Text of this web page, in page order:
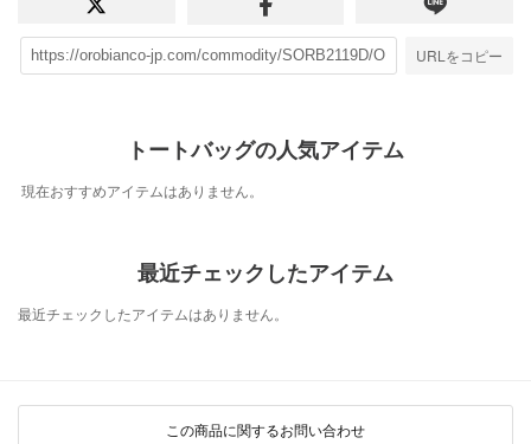
URLをコピー
トートバッグの人気アイテム
現在おすすめアイテムはありません。
最近チェックしたアイテム
最近チェックしたアイテムはありません。
この商品に関するお問い合わせ